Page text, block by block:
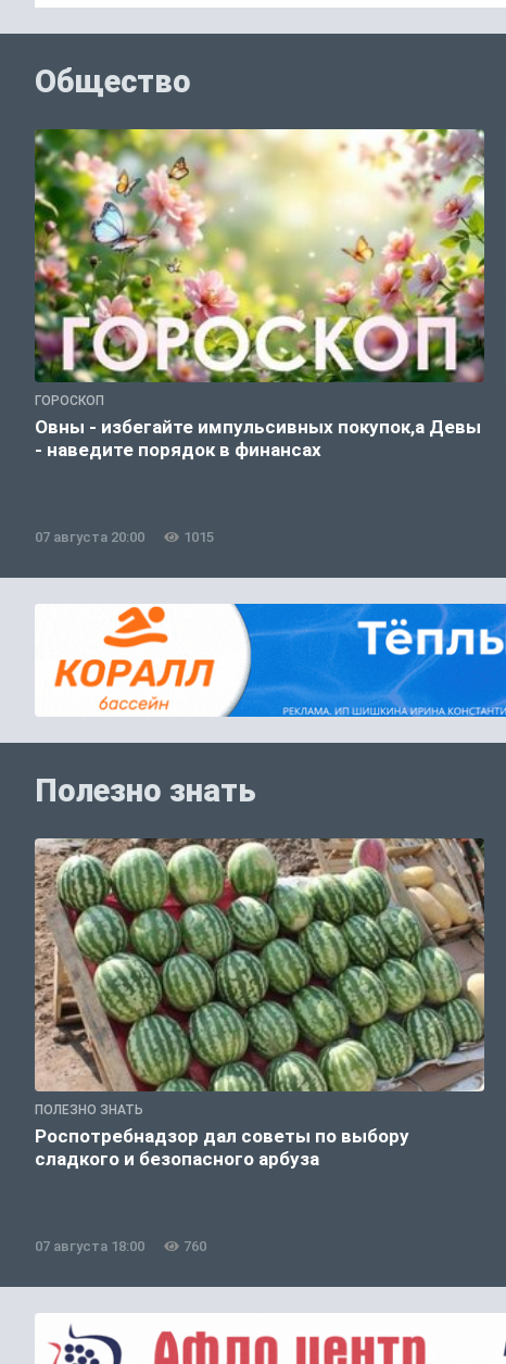
Общество
ГОРОСКОП
Овны - избегайте импульсивных покупок,а Девы
- наведите порядок в финансах
07 августа 20:00 1015
Полезно знать
ПОЛЕЗНО ЗНАТЬ
Роспотребнадзор дал советы по выбору
сладкого и безопасного арбуза
07 августа 18:00 760